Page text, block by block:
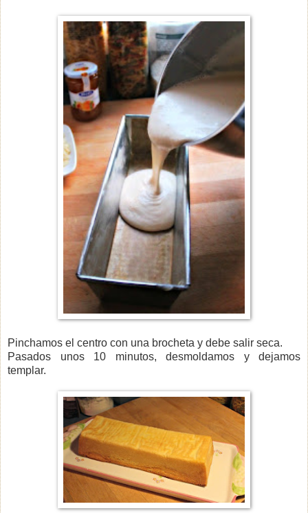
Pinchamos el centro con una brocheta y debe salir seca.
Pasados unos 10 minutos, desmoldamos y dejamos
templar.